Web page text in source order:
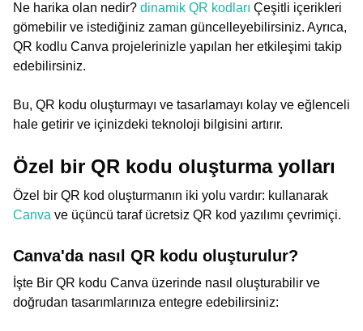
Ne harika olan nedir? dinamik QR kodları Çeşitli içerikleri
gömebilir ve istediğiniz zaman güncelleyebilirsiniz. Ayrıca,
QR kodlu Canva projelerinizle yapılan her etkileşimi takip
edebilirsiniz.
Bu, QR kodu oluşturmayı ve tasarlamayı kolay ve eğlenceli
hale getirir ve içinizdeki teknoloji bilgisini artırır.
Özel bir QR kodu oluşturma yolları
Özel bir QR kod oluşturmanın iki yolu vardır: kullanarak
Canva ve üçüncü taraf ücretsiz QR kod yazılımı çevrimiçi.
Canva'da nasıl QR kodu oluşturulur?
İşte Bir QR kodu Canva üzerinde nasıl oluşturabilir ve
doğrudan tasarımlarınıza entegre edebilirsiniz: